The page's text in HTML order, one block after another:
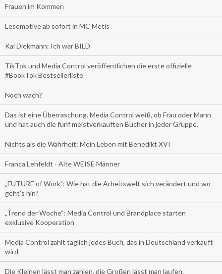
Frauen im Kommen
Lesemotive ab sofort in MC Metis
Kai Diekmann: Ich war BILD
TikTok und Media Control veröffentlichen die erste offizielle
#BookTok Bestsellerliste
Noch wach?
Das ist eine Überraschung. Media Control weiß, ob Frau oder Mann
und hat auch die fünf meistverkauften Bücher in jeder Gruppe.
Nichts als die Wahrheit: Mein Leben mit Benedikt XVI
Franca Lehfeldt - Alte WEISE Männer
„FUTURE of Work”: Wie hat die Arbeitswelt sich verändert und wo
geht’s hin?
„Trend der Woche“: Media Control und Brandplace starten
exklusive Kooperation
Media Control zählt täglich jedes Buch, das in Deutschland verkauft
wird
Die Kleinen lässt man zahlen, die Großen lässt man laufen.